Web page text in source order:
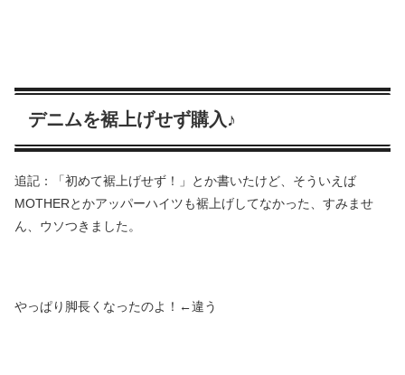
デニムを裾上げせず購入♪
追記：「初めて裾上げせず！」とか書いたけど、そういえば
MOTHERとかアッパーハイツも裾上げしてなかった、すみませ
ん、ウソつきました。
やっぱり脚長くなったのよ！←違う